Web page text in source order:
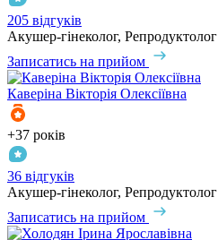
205 відгуків
Акушер-гінеколог, Репродуктолог
Записатись на прийом
Каверіна Вікторія Олексіївна
+37 років
36 відгуків
Акушер-гінеколог, Репродуктолог
Записатись на прийом